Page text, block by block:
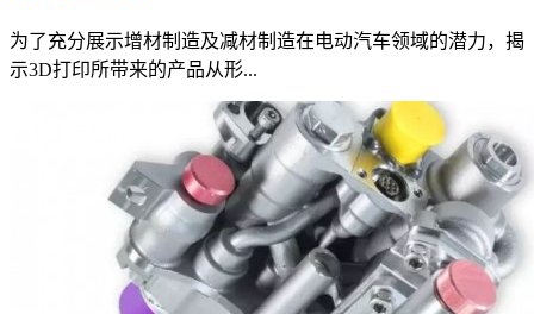
为了充分展示增材制造及减材制造在电动汽车领域的潜力，揭
示3D打印所带来的产品从形...